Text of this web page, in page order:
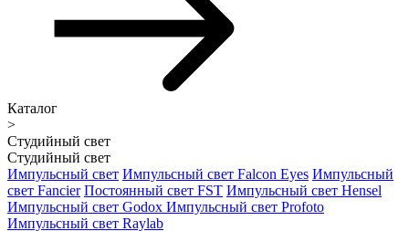
Каталог
>
Студийный свет
Студийный свет
Импульсный свет Импульсный свет Falcon Eyes Импульсный
свет Fancier Постоянный свет FST Импульсный свет Hensel
Импульсный свет Godox Импульсный свет Profoto
Импульсный свет Raylab